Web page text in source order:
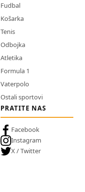
Fudbal
Košarka
Tenis
Odbojka
Atletika
Formula 1
Vaterpolo
Ostali sportovi
PRATITE NAS
Facebook
Instagram
X / Twitter